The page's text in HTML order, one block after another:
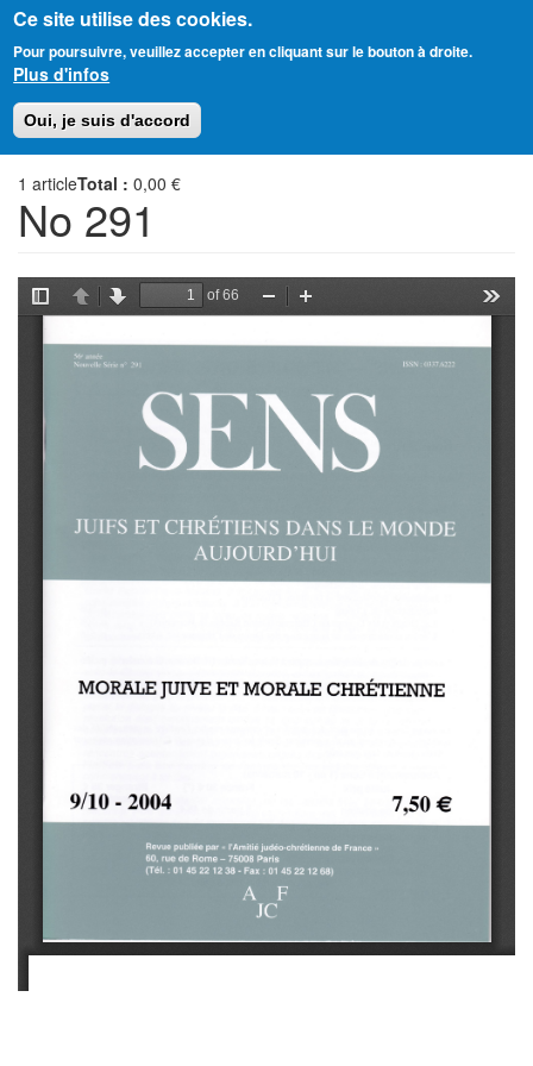
Ce site utilise des cookies.
Pour poursuivre, veuillez accepter en cliquant sur le bouton à droite.
Plus d'infos
Oui, je suis d'accord
au
contenu
principal
Amitié Judéo-Chrétienne de France
1 articleTotal : 0,00 €
No 291